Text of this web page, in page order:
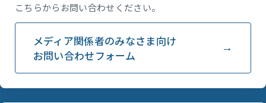
こちらからお問い合わせください。
メディア関係者のみなさま向け
お問い合わせフォーム